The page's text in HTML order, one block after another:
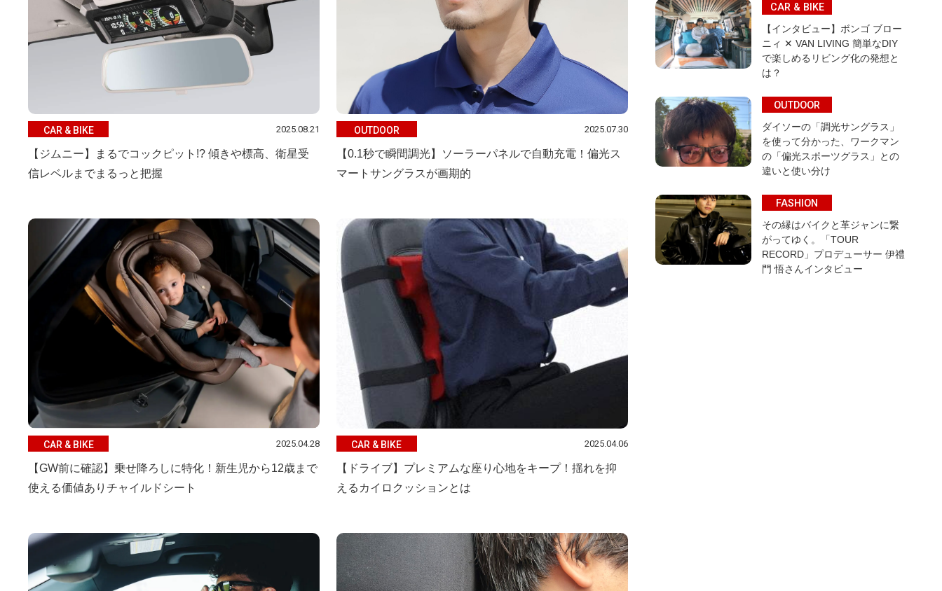
CAR & BIKE 2025.08.21
【ジムニー】まるでコックピット!? 傾きや標高、衛星受
信レベルまでまるっと把握
OUTDOOR 2025.07.30
【0.1秒で瞬間調光】ソーラーパネルで自動充電！偏光ス
マートサングラスが画期的
CAR & BIKE 2025.04.28
【GW前に確認】乗せ降ろしに特化！新生児から12歳まで
使える価値ありチャイルドシート
CAR & BIKE 2025.04.06
【ドライブ】プレミアムな座り心地をキープ！揺れを抑
えるカイロクッションとは
CAR & BIKE
【インタビュー】ボンゴ ブロー
ニィ ✕ VAN LIVING 簡単なDIY
で楽しめるリビング化の発想と
は？
OUTDOOR
ダイソーの「調光サングラス」
を使って分かった、ワークマン
の「偏光スポーツグラス」との
違いと使い分け
FASHION
その縁はバイクと革ジャンに繋
がってゆく。「TOUR
RECORD」プロデューサー 伊禮
門 悟さんインタビュー